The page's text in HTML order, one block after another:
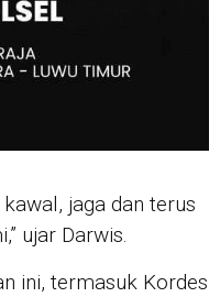
jaga dan terus
ujar Darwis.
ini, termasuk Kordes